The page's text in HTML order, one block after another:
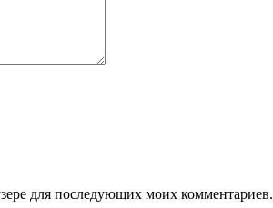
для последующих моих комментариев.